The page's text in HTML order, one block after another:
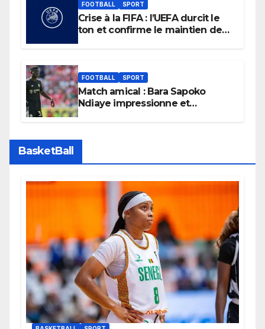
FOOTBALL SPORT
Crise à la FIFA : l’UEFA durcit le
ton et confirme le maintien de
FOOTBALL SPORT
Match amical : Bara Sapoko
Ndiaye impressionne et
BasketBall